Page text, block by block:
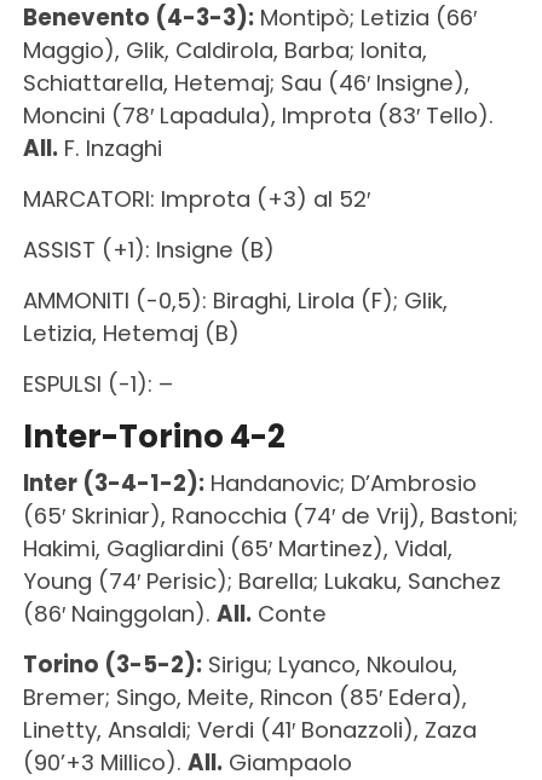
Benevento (4-3-3):Montipò; Letizia (66′
Maggio), Glik, Caldirola, Barba; Ionita,
Schiattarella, Hetemaj; Sau (46′ Insigne),
Moncini (78′ Lapadula), Improta (83′ Tello).
All. F. Inzaghi
MARCATORI: Improta (+3) al 52′
ASSIST (+1): Insigne (B)
AMMONITI (-0,5): Biraghi, Lirola (F); Glik,
Letizia, Hetemaj (B)
ESPULSI (-1): –
Inter-Torino 4-2
Inter (3-4-1-2):Handanovic; D’Ambrosio
(65′ Skriniar), Ranocchia (74′ de Vrij), Bastoni;
Hakimi, Gagliardini (65′ Martinez), Vidal,
Young (74′ Perisic); Barella; Lukaku, Sanchez
(86′ Nainggolan). All. Conte
Torino (3-5-2):Sirigu; Lyanco, Nkoulou,
Bremer; Singo, Meite, Rincon (85′ Edera),
Linetty, Ansaldi; Verdi (41′ Bonazzoli), Zaza
(90’+3 Millico). All. Giampaolo